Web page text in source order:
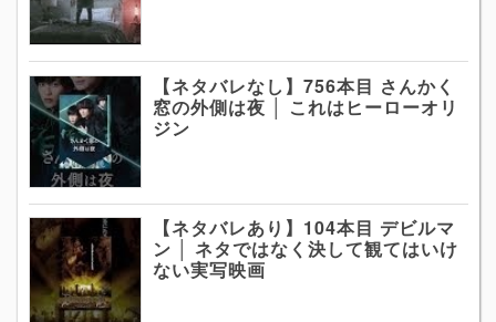
【ネタバレなし】756本目 さんかく
窓の外側は夜 │ これはヒーローオリ
ジン
【ネタバレあり】104本目 デビルマ
ン │ ネタではなく決して観てはいけ
ない実写映画